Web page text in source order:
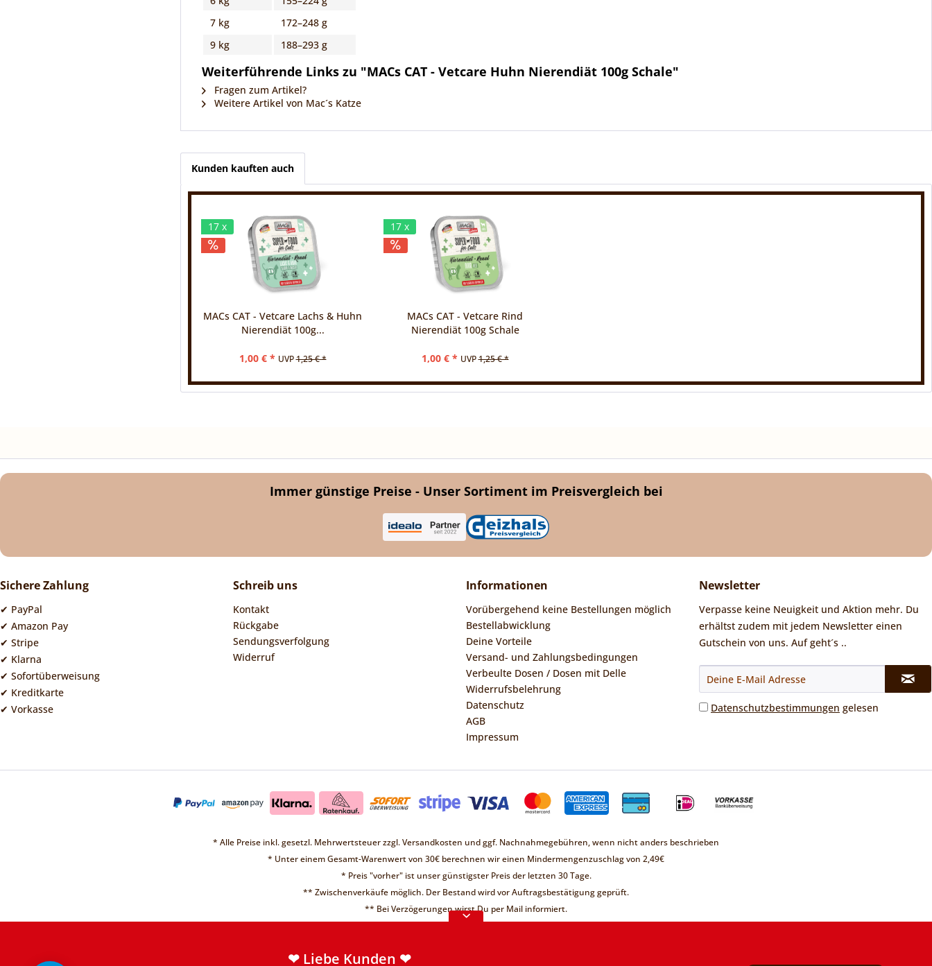
❤ Liebe Kunden ❤
Vorübergehend sind keine Bestellungen möglich.
❤ Liebe Kunden ❤
7 kg
172–248 g
9 kg
188–293 g
Weiterführende Links zu "MACs CAT - Vetcare Huhn Nierendiät 100g Schale"
Fragen zum Artikel?
Weitere Artikel von Mac´s Katze
Kunden kauften auch
17 x
MACs CAT - Vetcare Lachs & Huhn
Nierendiät 100g...
1,00 € * UVP1,25 € *
17 x
MACs CAT - Vetcare Rind
Nierendiät 100g Schale
1,00 € * UVP1,25 € *
Immer günstige Preise - Unser Sortiment im Preisvergleich bei
Sichere Zahlung
✔ PayPal
✔ Amazon Pay
✔ Stripe
✔ Klarna
✔ Sofortüberweisung
✔ Kreditkarte
✔ Vorkasse
Schreib uns
Kontakt
Rückgabe
Sendungsverfolgung
Widerruf
Informationen
Vorübergehend keine Bestellungen möglich
Bestellabwicklung
Deine Vorteile
Versand- und Zahlungsbedingungen
Verbeulte Dosen / Dosen mit Delle
Widerrufsbelehrung
Datenschutz
AGB
Impressum
Newsletter
Verpasse keine Neuigkeit und Aktion mehr. Du
erhältst zudem mit jedem Newsletter einen
Gutschein von uns. Auf geht´s ..
Datenschutzbestimmungen gelesen
* Alle Preise inkl. gesetzl. Mehrwertsteuer zzgl.Versandkosten und ggf. Nachnahmegebühren, wenn nicht anders beschrieben
* Unter einem Gesamt-Warenwert von 30€ berechnen wir einen Mindermengenzuschlag von 2,49€
* Preis "vorher" ist unser günstigster Preis der letzten 30 Tage.
** Zwischenverkäufe möglich. Der Bestand wird vor Auftragsbestätigung geprüft.
** Bei Verzögerungen wirst Du per Mail informiert.